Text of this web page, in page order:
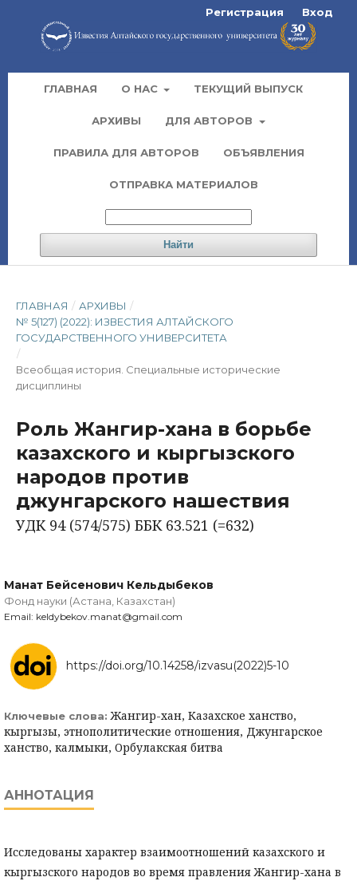
ГЛАВНАЯ О НАС ТЕКУЩИЙ ВЫПУСК
АРХИВЫ ДЛЯ АВТОРОВ
ПРАВИЛА ДЛЯ АВТОРОВ ОБЪЯВЛЕНИЯ
ОТПРАВКА МАТЕРИАЛОВ
Найти
Регистрация Вход
ГЛАВНАЯ / АРХИВЫ /
№ 5(127) (2022): ИЗВЕСТИЯ АЛТАЙСКОГО
ГОСУДАРСТВЕННОГО УНИВЕРСИТЕТА
/
Всеобщая история. Специальные исторические
дисциплины
Роль Жангир-хана в борьбе
казахского и кыргызского
народов против
джунгарского нашествия
УДК 94 (574/575) ББК 63.521 (=632)
Манат Бейсенович Кельдыбеков
Фонд науки (Астана, Казахстан)
Email: keldybekov.manat@gmail.com
https://doi.org/10.14258/izvasu(2022)5-10
Ключевые слова:Жангир-хан, Казахское ханство,
кыргызы, этнополитические отношения, Джунгарское
ханство, калмыки, Орбулакская битва
АННОТАЦИЯ
Исследованы характер взаимоотношений казахского и
кыргызского народов во время правления Жангир-хана в